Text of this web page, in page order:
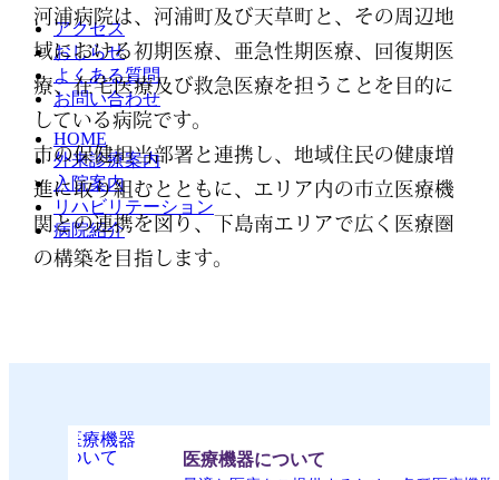
アクセス
おしらせ
よくある質問
お問い合わせ
HOME
外来診療案内
入院案内
リハビリテーション
病院紹介
河浦病院は、河浦町及び天草町と、その周辺地
域における初期医療、亜急性期医療、回復期医
療、在宅医療及び救急医療を担うことを目的に
している病院です。
市の保健担当部署と連携し、地域住民の健康増
進に取り組むとともに、エリア内の市立医療機
関との連携を図り、下島南エリアで広く医療圏
の構築を目指します。
医療機器について